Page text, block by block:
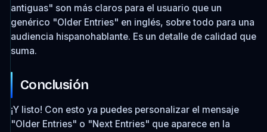
antiguas" son más claros para el usuario que un
genérico "Older Entries" en inglés, sobre todo para una
audiencia hispanohablante. Es un detalle de calidad que
suma.
Conclusión
¡Y listo! Con esto ya puedes personalizar el mensaje
"Older Entries" o "Next Entries" que aparece en la